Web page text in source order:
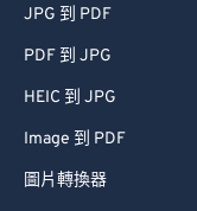
JPG 到 PDF
PDF 到 JPG
HEIC 到 JPG
Image 到 PDF
圖片轉換器